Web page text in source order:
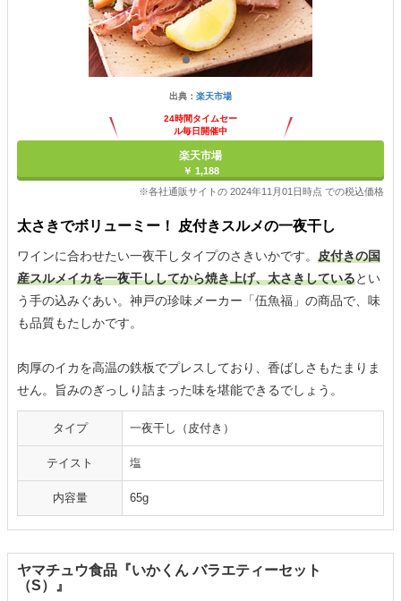
出典： 楽天市場
24時間タイムセー
ル毎日開催中
楽天市場
￥ 1,188
※各社通販サイトの 2024年11月01日時点 での税込価格
太さきでボリューミー！ 皮付きスルメの一夜干し
ワインに合わせたい一夜干しタイプのさきいかです。 皮付きの国
産スルメイカを一夜干ししてから焼き上げ、太さきしているとい
う手の込みぐあい。神戸の珍味メーカー「伍魚福」の商品で、味
も品質もたしかです。
肉厚のイカを高温の鉄板でプレスしており、香ばしさもたまりま
せん。旨みのぎっしり詰まった味を堪能できるでしょう。
タイプ 一夜干し（皮付き）
テイスト 塩
内容量 65g
ヤマチュウ食品『いかくん バラエティーセット
（S）』